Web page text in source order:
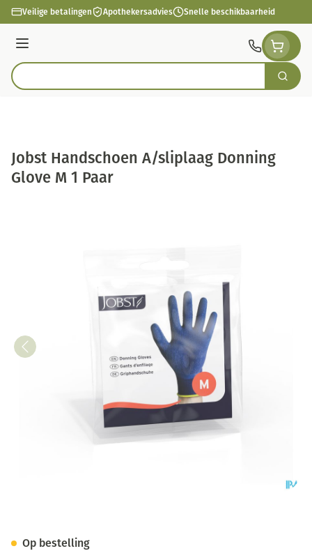
Ga naar de inhoud
Veilige betalingen Apothekersadvies Snelle beschikbaarheid
Menu
Product, merk, categorie... Zoek
Jobst Handschoen A/sliplaag Donning
Glove M 1 Paar
Op bestelling